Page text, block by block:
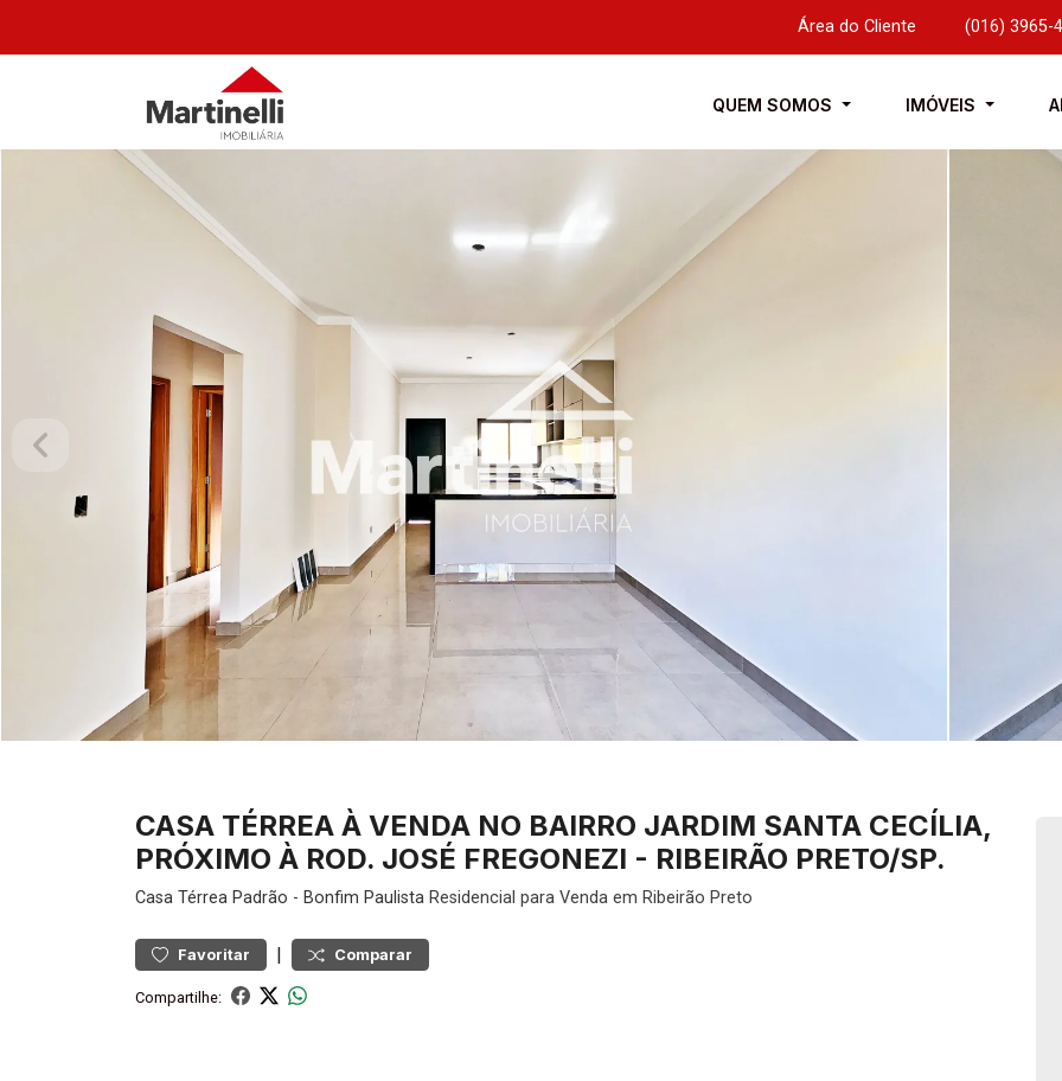
Área do Cliente (016) 3965-
QUEM SOMOS IMÓVEIS
CASA TÉRREA À VENDA NO BAIRRO JARDIM SANTA CECÍLIA,
PRÓXIMO À ROD. JOSÉ FREGONEZI - RIBEIRÃO PRETO/SP.
Casa Térrea Padrão - Bonfim Paulista Residencial para Venda em Ribeirão Preto
Favoritar | Comparar
Compartilhe: